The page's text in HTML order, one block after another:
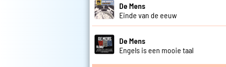
De Mens
Einde van de eeuw
De Mens
Engels is een mooie taal